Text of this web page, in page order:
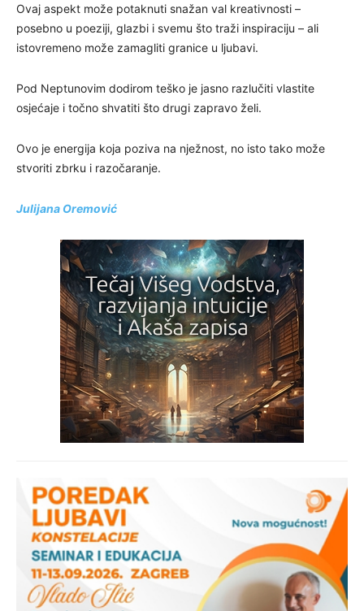
Ovaj aspekt može potaknuti snažan val kreativnosti –
posebno u poeziji, glazbi i svemu što traži inspiraciju – ali
istovremeno može zamagliti granice u ljubavi.
Pod Neptunovim dodirom teško je jasno razlučiti vlastite
osjećaje i točno shvatiti što drugi zapravo želi.
Ovo je energija koja poziva na nježnost, no isto tako može
stvoriti zbrku i razočaranje.
Julijana Oremović